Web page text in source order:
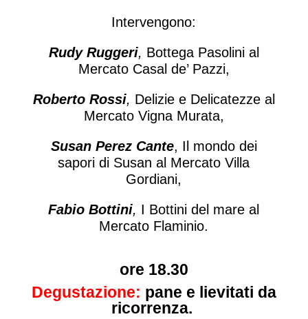
Intervengono:
Rudy Ruggeri, Bottega Pasolini al
Mercato Casal de’ Pazzi,
Roberto Rossi, Delizie e Delicatezze al
Mercato Vigna Murata,
Susan Perez Cante, Il mondo dei
sapori di Susan al Mercato Villa
Gordiani,
Fabio Bottini, I Bottini del mare al
Mercato Flaminio.
ore 18.30
Degustazione: pane e lievitati da
ricorrenza.